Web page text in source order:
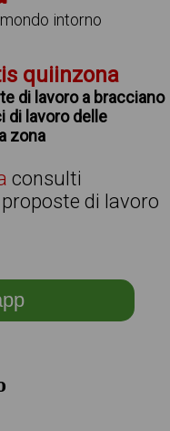
intorno
quiinzona
di lavoro a bracciano
di lavoro delle
zona
consulti
di lavoro